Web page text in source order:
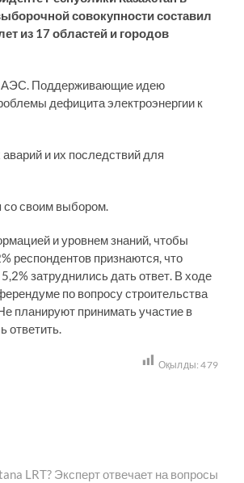
совокупности составил
из 17 областей и городов
АЭС. Поддерживающие идею
дефицита электроэнергии к
и их последствий для
со своим выбором.
и уровнем знаний, чтобы
респондентов признаются, что
затруднились дать ответ. В ходе
по вопросу строительства
планируют принимать участие в
ответить.
Оқылды: 479
LRT? Эксперт отвечает на вопросы